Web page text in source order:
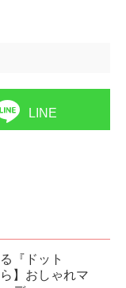
LINE
『ドット
】おしゃれマ